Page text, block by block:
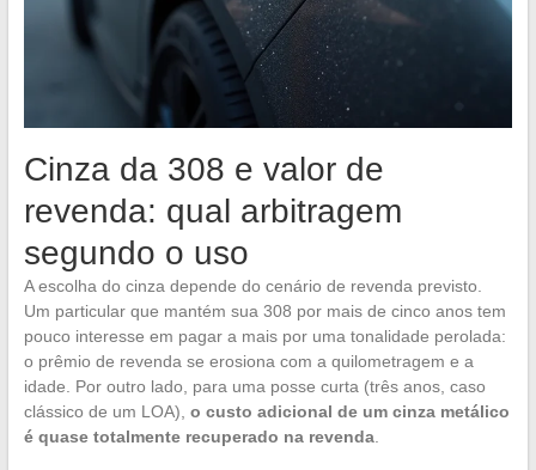
Cinza da 308 e valor de
revenda: qual arbitragem
segundo o uso
A escolha do cinza depende do cenário de revenda previsto.
Um particular que mantém sua 308 por mais de cinco anos tem
pouco interesse em pagar a mais por uma tonalidade perolada:
o prêmio de revenda se erosiona com a quilometragem e a
idade. Por outro lado, para uma posse curta (três anos, caso
clássico de um LOA), o custo adicional de um cinza metálico
é quase totalmente recuperado na revenda.